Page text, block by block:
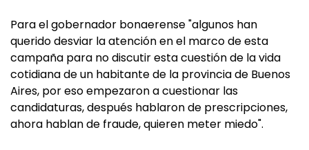
Para el gobernador bonaerense "algunos han
querido desviar la atención en el marco de esta
campaña para no discutir esta cuestión de la vida
cotidiana de un habitante de la provincia de Buenos
Aires, por eso empezaron a cuestionar las
candidaturas, después hablaron de prescripciones,
ahora hablan de fraude, quieren meter miedo".